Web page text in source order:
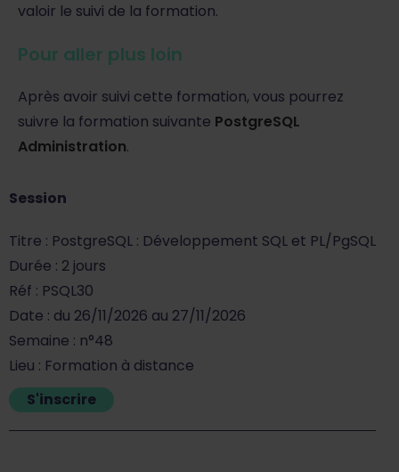
valoir le suivi de la formation.
Pour aller plus loin
Après avoir suivi cette formation, vous pourrez
suivre la formation suivante PostgreSQL
Administration.
Session
Titre : PostgreSQL : Développement SQL et PL/PgSQL
Durée : 2 jours
Réf : PSQL30
Date : du 26/11/2026 au 27/11/2026
Semaine : n°48
Lieu : Formation à distance
S'inscrire